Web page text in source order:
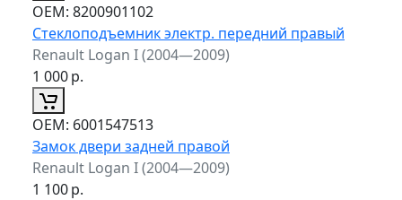
ОЕМ: 8200901102
Стеклоподъемник электр. передний правый
Renault Logan I (2004—2009)
1 000р.
ОЕМ: 6001547513
Замок двери задней правой
Renault Logan I (2004—2009)
1 100р.